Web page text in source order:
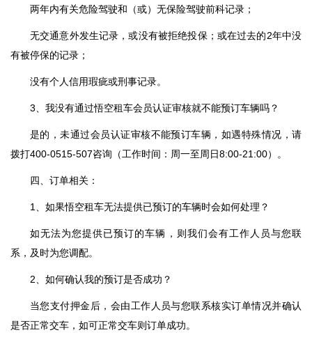
两年内有关危险驾驶和（或）无保险驾驶前科记录；
无交通意外发生记录，或没有被拒绝投保；或在过去的2年中没
有被停保的记录；
没有个人信用瑕疵或刑事记录。
3、我没有通过悟空租车会员认证审核就不能预订车辆吗？
是的，未通过会员认证审核不能预订车辆，如遇特殊情况，请
拨打400-0515-507咨询（工作时间：周一至周日8:00-21:00）。
四、订单相关：
1、如果悟空租车无法提供已预订的车辆时会如何处理？
如无法为您提供已预订的车辆，则我们会有工作人员与您联
系，及时为您调配。
2、如何确认我的预订是否成功？
当您支付押金后，会由工作人员与您联系核实订单情况并确认
是否正常交车，如可正常交车则订单成功。